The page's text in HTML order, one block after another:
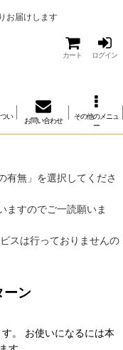
お届けします
カート ログイン
い
お問い合わせ
その他のメニュ
ー
有無」を選択してくださ
ますのでご一読願いま
スは行っておりませんの
ーン
。 お使いになるには本